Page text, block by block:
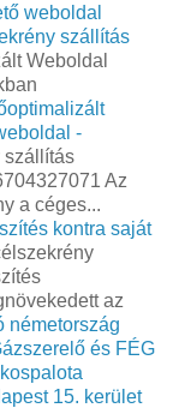
weboldal
szállítás
Weboldal
-
szállítás
Az
a céges...
kontra saját
az
németország
és FÉG
15. kerület